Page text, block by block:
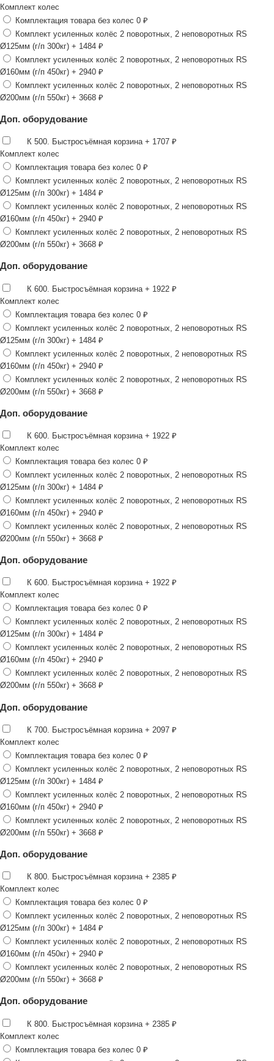
Комплект колес
Комплектация товара без колес 0 ₽
Комплект усиленных колёс 2 поворотных, 2 неповоротных RS
Ø125мм (г/п 300кг) + 1484 ₽
Комплект усиленных колёс 2 поворотных, 2 неповоротных RS
Ø160мм (г/п 450кг) + 2940 ₽
Комплект усиленных колёс 2 поворотных, 2 неповоротных RS
Ø200мм (г/п 550кг) + 3668 ₽
Доп. оборудование
К 500. Быстросъёмная корзина + 1707 ₽
Комплект колес
Комплектация товара без колес 0 ₽
Комплект усиленных колёс 2 поворотных, 2 неповоротных RS
Ø125мм (г/п 300кг) + 1484 ₽
Комплект усиленных колёс 2 поворотных, 2 неповоротных RS
Ø160мм (г/п 450кг) + 2940 ₽
Комплект усиленных колёс 2 поворотных, 2 неповоротных RS
Ø200мм (г/п 550кг) + 3668 ₽
Доп. оборудование
К 600. Быстросъёмная корзина + 1922 ₽
Комплект колес
Комплектация товара без колес 0 ₽
Комплект усиленных колёс 2 поворотных, 2 неповоротных RS
Ø125мм (г/п 300кг) + 1484 ₽
Комплект усиленных колёс 2 поворотных, 2 неповоротных RS
Ø160мм (г/п 450кг) + 2940 ₽
Комплект усиленных колёс 2 поворотных, 2 неповоротных RS
Ø200мм (г/п 550кг) + 3668 ₽
Доп. оборудование
К 600. Быстросъёмная корзина + 1922 ₽
Комплект колес
Комплектация товара без колес 0 ₽
Комплект усиленных колёс 2 поворотных, 2 неповоротных RS
Ø125мм (г/п 300кг) + 1484 ₽
Комплект усиленных колёс 2 поворотных, 2 неповоротных RS
Ø160мм (г/п 450кг) + 2940 ₽
Комплект усиленных колёс 2 поворотных, 2 неповоротных RS
Ø200мм (г/п 550кг) + 3668 ₽
Доп. оборудование
К 600. Быстросъёмная корзина + 1922 ₽
Комплект колес
Комплектация товара без колес 0 ₽
Комплект усиленных колёс 2 поворотных, 2 неповоротных RS
Ø125мм (г/п 300кг) + 1484 ₽
Комплект усиленных колёс 2 поворотных, 2 неповоротных RS
Ø160мм (г/п 450кг) + 2940 ₽
Комплект усиленных колёс 2 поворотных, 2 неповоротных RS
Ø200мм (г/п 550кг) + 3668 ₽
Доп. оборудование
К 700. Быстросъёмная корзина + 2097 ₽
Комплект колес
Комплектация товара без колес 0 ₽
Комплект усиленных колёс 2 поворотных, 2 неповоротных RS
Ø125мм (г/п 300кг) + 1484 ₽
Комплект усиленных колёс 2 поворотных, 2 неповоротных RS
Ø160мм (г/п 450кг) + 2940 ₽
Комплект усиленных колёс 2 поворотных, 2 неповоротных RS
Ø200мм (г/п 550кг) + 3668 ₽
Доп. оборудование
К 800. Быстросъёмная корзина + 2385 ₽
Комплект колес
Комплектация товара без колес 0 ₽
Комплект усиленных колёс 2 поворотных, 2 неповоротных RS
Ø125мм (г/п 300кг) + 1484 ₽
Комплект усиленных колёс 2 поворотных, 2 неповоротных RS
Ø160мм (г/п 450кг) + 2940 ₽
Комплект усиленных колёс 2 поворотных, 2 неповоротных RS
Ø200мм (г/п 550кг) + 3668 ₽
Доп. оборудование
К 800. Быстросъёмная корзина + 2385 ₽
Комплект колес
Комплектация товара без колес 0 ₽